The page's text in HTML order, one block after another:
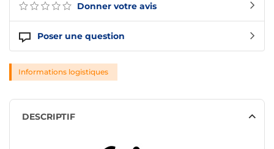
Donner votre avis
Poser une question
Informations logistiques
DESCRIPTIF